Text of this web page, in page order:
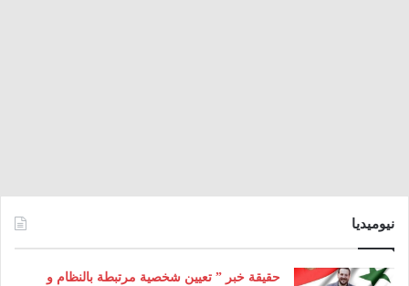
نيوميديا
حقيقة خبر ” تعيين شخصية مرتبطة بالنظام و